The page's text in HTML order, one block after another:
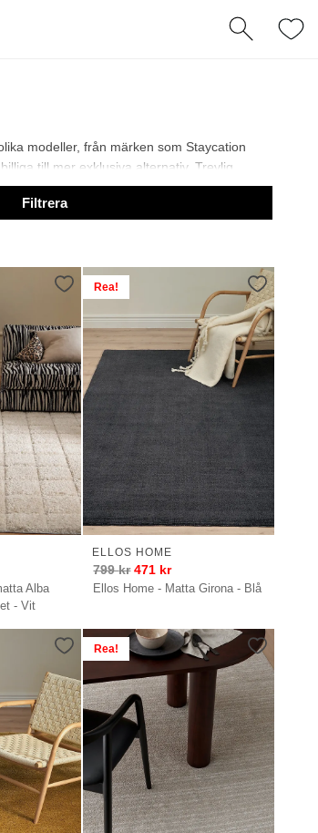
modeller, från märken som Staycation
till mer exklusiva alternativ. Trevlig
Filtrera
Alba
- Vit
Rea!
Ellos Home - Matta Girona - Blå
ELLOS HOME
799kr 471 kr
Rea!